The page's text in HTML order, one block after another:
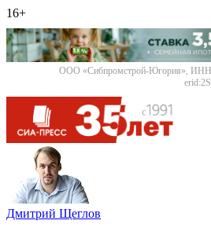
16+
ООО «Сибпромстрой-Югория», ИНН
Дмитрий Щеглов